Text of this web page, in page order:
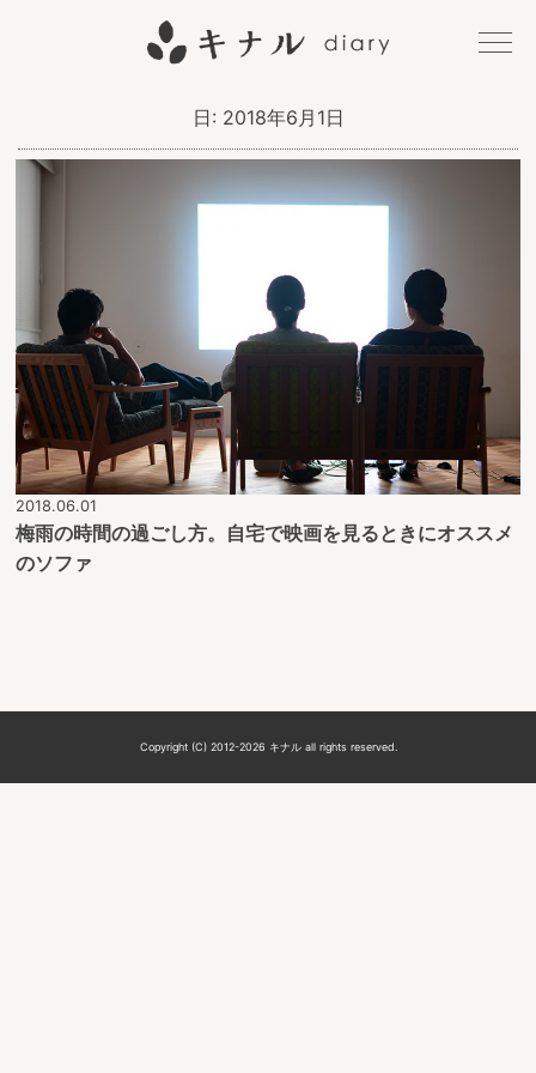
キナル
diary
日: 2018年6月1日
2018.06.01
梅雨の時間の過ごし方。自宅で映画を見るときにオススメ
のソファ
Copyright (C) 2012-2026 キナル all rights reserved.